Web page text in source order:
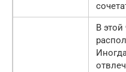
В этой